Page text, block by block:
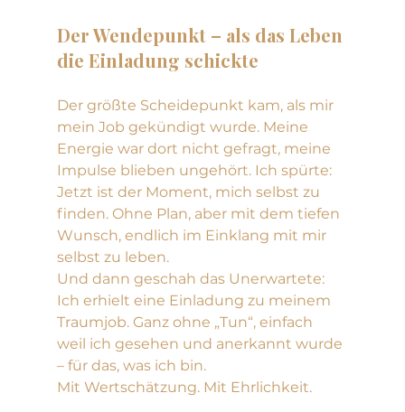
Der Wendepunkt – als das Leben
die Einladung schickte
Der größte Scheidepunkt kam, als mir
mein Job gekündigt wurde. Meine
Energie war dort nicht gefragt, meine
Impulse blieben ungehört. Ich spürte:
Jetzt ist der Moment, mich selbst zu
finden. Ohne Plan, aber mit dem tiefen
Wunsch, endlich im Einklang mit mir
selbst zu leben.
Und dann geschah das Unerwartete:
Ich erhielt eine Einladung zu meinem
Traumjob. Ganz ohne „Tun“, einfach
weil ich gesehen und anerkannt wurde
– für das, was ich bin.
Mit Wertschätzung. Mit Ehrlichkeit.